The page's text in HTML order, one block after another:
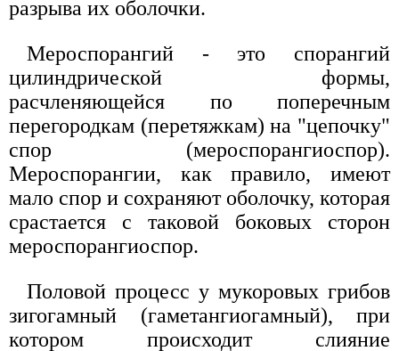
разрыва их оболочки.
Мероспорангий - это спорангий
цилиндрической формы,
расчленяющейся по поперечным
перегородкам (перетяжкам) на "цепочку"
спор (мероспорангиоспор).
Мероспорангии, как правило, имеют
мало спор и сохраняют оболочку, которая
срастается с таковой боковых сторон
мероспорангиоспор.
Половой процесс у мукоровых грибов
зигогамный (гаметангиогамный), при
котором происходит слияние